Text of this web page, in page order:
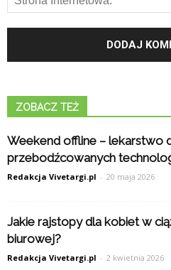
ZOBACZ TEŻ
Weekend offline – lekarstwo
przebodźcowanych
Redakcja Vivetargi.pl - 20 maja 2026
Jakie rajstopy dla kobiet w
biurowej?
Redakcja Vivetargi.pl - 2 kwietnia 2026